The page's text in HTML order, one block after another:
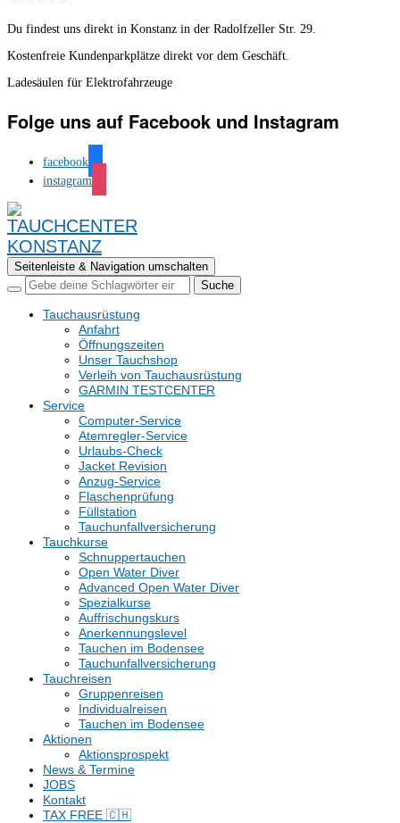
Du findest uns direkt in Konstanz in der Radolfzeller Str. 29.
Kostenfreie Kundenparkplätze direkt vor dem Geschäft.
Ladesäulen für Elektrofahrzeuge
Folge uns auf Facebook und Instagram
facebook
instagram
Seitenleiste & Navigation umschalten
Tauchausrüstung
Anfahrt
Öffnungszeiten
Unser Tauchshop
Verleih von Tauchausrüstung
GARMIN TESTCENTER
Service
Computer-Service
Atemregler-Service
Urlaubs-Check
Jacket Revision
Anzug-Service
Flaschenprüfung
Füllstation
Tauchunfallversicherung
Tauchkurse
Schnuppertauchen
Open Water Diver
Advanced Open Water Diver
Spezialkurse
Auffrischungskurs
Anerkennungslevel
Tauchen im Bodensee
Tauchunfallversicherung
Tauchreisen
Gruppenreisen
Individualreisen
Tauchen im Bodensee
Aktionen
Aktionsprospekt
News & Termine
JOBS
Kontakt
TAX FREE 🇨🇭